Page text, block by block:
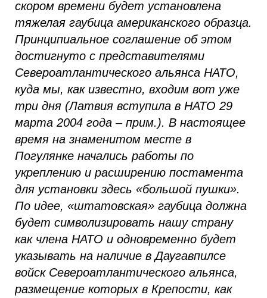
скором времени будет установлена
тяжелая гаубица американского образца.
Принципиальное соглашение об этом
достигнуто с представителями
Североатлантического альянса НАТО,
куда мы, как известно, входим вот уже
три дня (Латвия вступила в НАТО 29
марта 2004 года – прим.). В настоящее
время на знаменитом месте в
Погулянке начались работы по
укреплению и расширению постамента
для установки здесь «большой пушки».
По идее, «штатовская» гаубица должна
будет символизировать нашу страну
как члена НАТО и одновременно будет
указывать на наличие в Даугавпилсе
войск Североатлантического альянса,
размещение которых в Крепости, как